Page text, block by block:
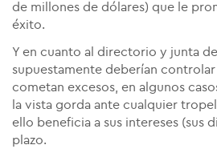
de millones de dólares) que le
éxito.
Y en cuanto al directorio y junta
supuestamente deberían
cometan excesos, en algunos
la vista gorda ante cualquier
ello beneficia a sus intereses (sus
plazo.